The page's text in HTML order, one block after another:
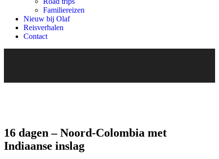
Familiereizen
Nieuw bij Olaf
Reisverhalen
Contact
16 dagen – Noord-Colombia met
Indiaanse inslag